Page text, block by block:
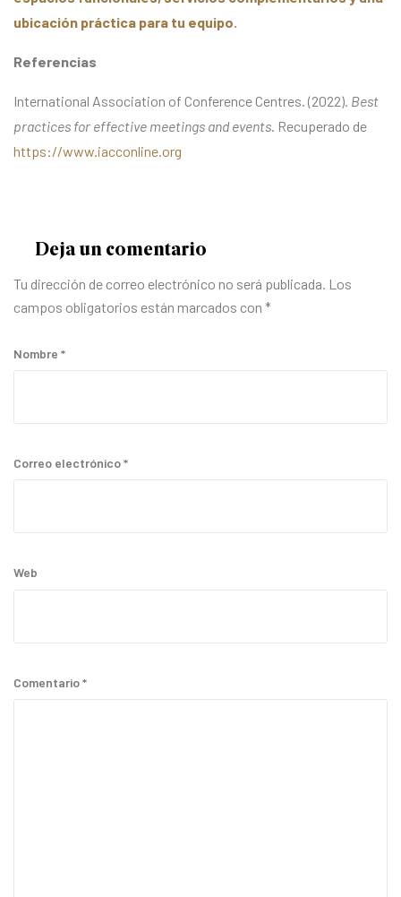
ubicación práctica para tu equipo.
Referencias
International Association of Conference Centres. (2022). Best
practices for effective meetings and events. Recuperado de
https://www.iacconline.org
Deja un comentario
Tu dirección de correo electrónico no será publicada. Los
campos obligatorios están marcados con *
Comentario*
Nombre *
Correo electrónico*
Web